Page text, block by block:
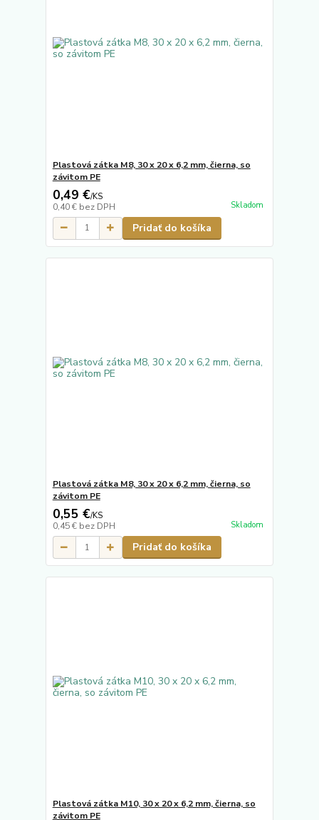
Plastová zátka M8, 30 x 20 x 6,2 mm, čierna, so
závitom PE
0,49 €/KS
0,40 € bez DPH Skladom
Pridať do košíka
Plastová zátka M8, 30 x 20 x 6,2 mm, čierna, so
závitom PE
0,55 €/KS
0,45 € bez DPH Skladom
Pridať do košíka
Plastová zátka M10, 30 x 20 x 6,2 mm, čierna, so
závitom PE